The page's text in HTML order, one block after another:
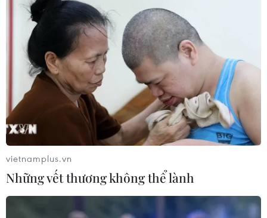
vietnamplus.vn
Những vết thương không thể lành